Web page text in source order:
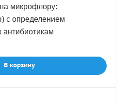
микрофлору:
с определением
антибиотикам
В корзину